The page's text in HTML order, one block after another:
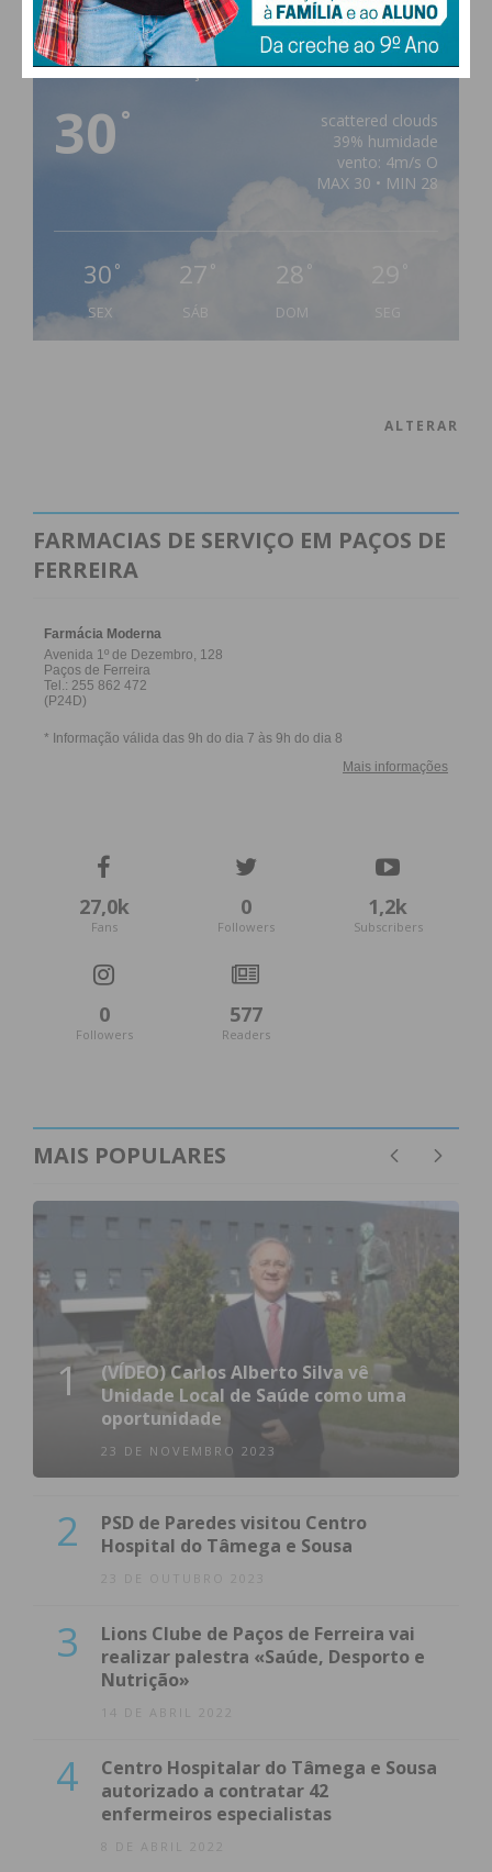
PAÇOS DE FERREIRA
30 °
scattered clouds
39% humidade
vento: 4m/s O
MAX 30 • MIN 28
30 °
SEX
27 °
SÁB
28 °
DOM
ALTERAR
FARMACIAS DE SERVIÇO EM PAÇOS DE
FERREIRA
27,0k
Fans
0
Followers
1,2k
Subscribers
0
Followers
577
Readers
MAIS POPULARES
1
(VÍDEO) Carlos Alberto Silva vê
Unidade Local de Saúde como uma
oportunidade
23 DE NOVEMBRO 2023
2
PSD de Paredes visitou Centro
Hospital do Tâmega e Sousa
23 DE OUTUBRO 2023
3
Lions Clube de Paços de Ferreira vai
realizar palestra «Saúde, Desporto e
Nutrição»
14 DE ABRIL 2022
4
Centro Hospitalar do Tâmega e Sousa
autorizado a contratar 42
enfermeiros especialistas
8 DE ABRIL 2022